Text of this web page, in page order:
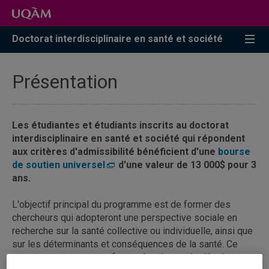
Accéder
recherche
Accéder
menu
pricipal
Accéder
zone
Doctorat interdisciplinaire en santé et société
Présentation
Les étudiantes et étudiants inscrits au doctorat
interdisciplinaire en santé et société qui répondent
aux critères d'admissibilité bénéficient d'une bourse
de soutien universel
d'une valeur de 13 000$ pour 3
ans.
L'objectif principal du programme est de former des
chercheurs qui adopteront une perspective sociale en
recherche sur la santé collective ou individuelle, ainsi que
sur les déterminants et conséquences de la santé. Ce
programme permet aux futurs chercheurs de développer